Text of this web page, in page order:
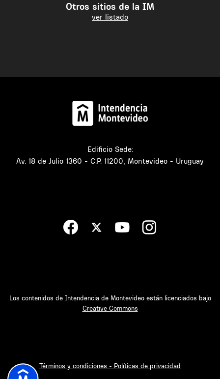
Otros sitios de la IM
ver listado
Edificio Sede:
Av. 18 de Julio 1360 - C.P. 11200, Montevideo - Uruguay
Los contenidos de Intendencia de Montevideo están licenciados bajo
Creative Commons
Términos y condiciones - Políticas de privacidad